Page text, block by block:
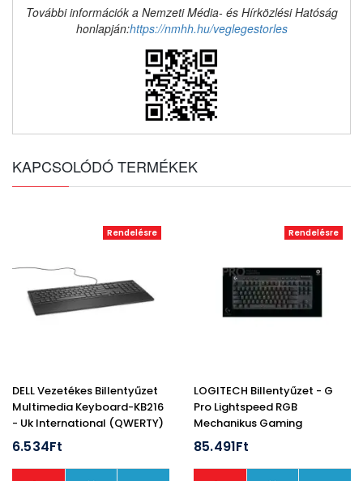
További információk a Nemzeti Média- és Hírközlési Hatóság
honlapján:https://nmhh.hu/veglegestorles
KAPCSOLÓDÓ TERMÉKEK
Rendelésre
DELL Vezetékes Billentyűzet
Multimedia Keyboard-KB216
- Uk International (QWERTY)
- Black
6.534Ft
Rendelésre
LOGITECH Billentyűzet - G
Pro Lightspeed RGB
Mechanikus Gaming
Vezetékes TKL (Tactile) UK,
Fekete
85.491Ft